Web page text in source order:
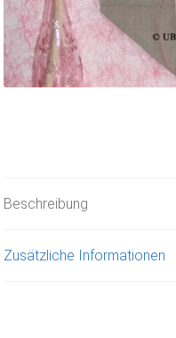
Beschreibung
Zusätzliche Informationen